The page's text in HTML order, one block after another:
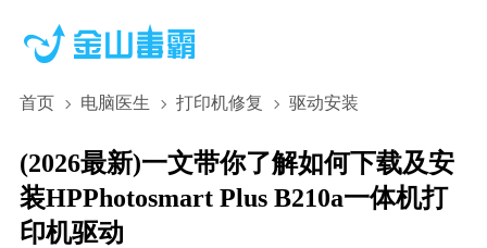
首页 电脑医生 打印机修复 驱动安装
(2026最新)一文带你了解如何下载及安
装HPPhotosmart Plus B210a一体机打
印机驱动